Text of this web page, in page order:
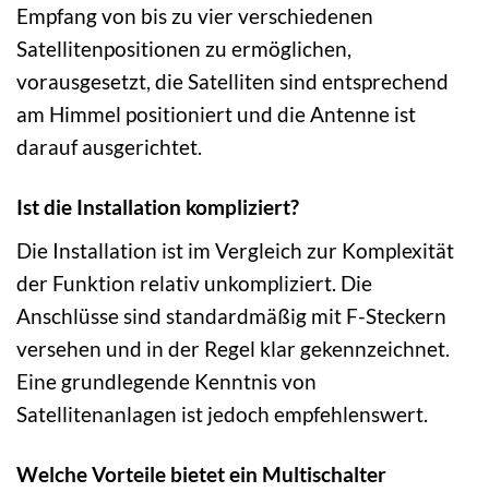
Empfang von bis zu vier verschiedenen
Satellitenpositionen zu ermöglichen,
vorausgesetzt, die Satelliten sind entsprechend
am Himmel positioniert und die Antenne ist
darauf ausgerichtet.
Ist die Installation kompliziert?
Die Installation ist im Vergleich zur Komplexität
der Funktion relativ unkompliziert. Die
Anschlüsse sind standardmäßig mit F-Steckern
versehen und in der Regel klar gekennzeichnet.
Eine grundlegende Kenntnis von
Satellitenanlagen ist jedoch empfehlenswert.
Welche Vorteile bietet ein Multischalter